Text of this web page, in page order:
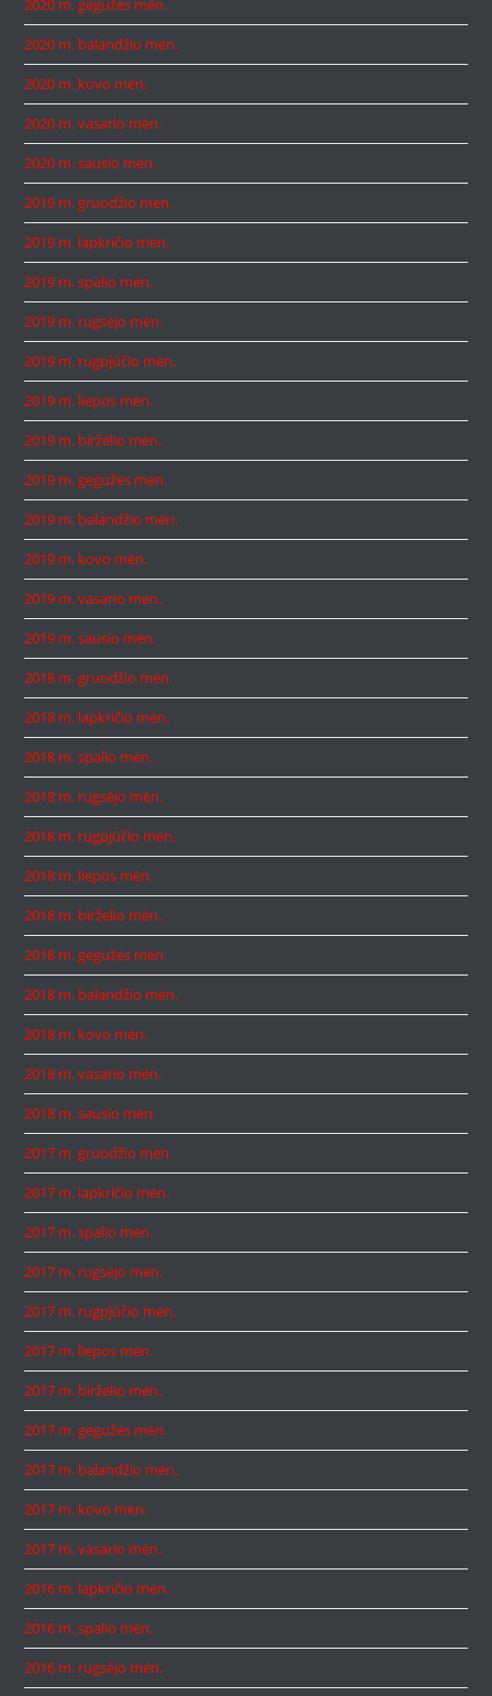
2020 m. gegužės mėn.
2020 m. balandžio mėn.
2020 m. kovo mėn.
2020 m. vasario mėn.
2020 m. sausio mėn.
2019 m. gruodžio mėn.
2019 m. lapkričio mėn.
2019 m. spalio mėn.
2019 m. rugsėjo mėn.
2019 m. rugpjūčio mėn.
2019 m. liepos mėn.
2019 m. birželio mėn.
2019 m. gegužės mėn.
2019 m. balandžio mėn.
2019 m. kovo mėn.
2019 m. vasario mėn.
2019 m. sausio mėn.
2018 m. gruodžio mėn.
2018 m. lapkričio mėn.
2018 m. spalio mėn.
2018 m. rugsėjo mėn.
2018 m. rugpjūčio mėn.
2018 m. liepos mėn.
2018 m. birželio mėn.
2018 m. gegužės mėn.
2018 m. balandžio mėn.
2018 m. kovo mėn.
2018 m. vasario mėn.
2018 m. sausio mėn.
2017 m. gruodžio mėn.
2017 m. lapkričio mėn.
2017 m. spalio mėn.
2017 m. rugsėjo mėn.
2017 m. rugpjūčio mėn.
2017 m. liepos mėn.
2017 m. birželio mėn.
2017 m. gegužės mėn.
2017 m. balandžio mėn.
2017 m. kovo mėn.
2017 m. vasario mėn.
2016 m. lapkričio mėn.
2016 m. spalio mėn.
2016 m. rugsėjo mėn.